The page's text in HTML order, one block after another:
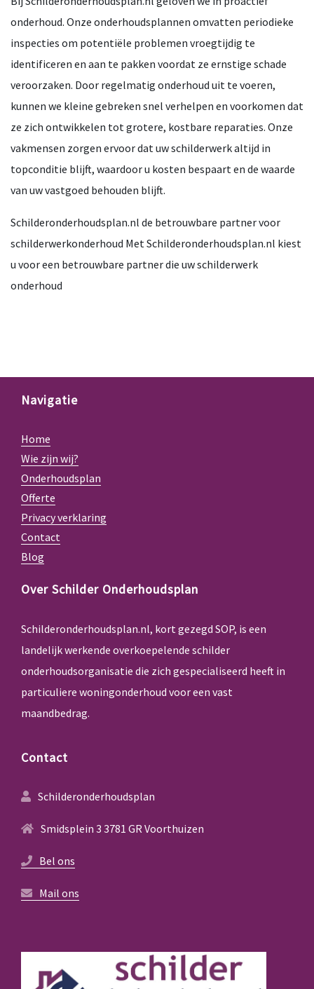
onderhoud. Onze onderhoudsplannen omvatten periodieke
inspecties om potentiële problemen vroegtijdig te
identificeren en aan te pakken voordat ze ernstige schade
veroorzaken. Door regelmatig onderhoud uit te voeren,
kunnen we kleine gebreken snel verhelpen en voorkomen dat
ze zich ontwikkelen tot grotere, kostbare reparaties. Onze
vakmensen zorgen ervoor dat uw schilderwerk altijd in
topconditie blijft, waardoor u kosten bespaart en de waarde
van uw vastgoed behouden blijft.
Schilderonderhoudsplan.nl de betrouwbare partner voor
schilderwerkonderhoud Met Schilderonderhoudsplan.nl kiest
u voor een betrouwbare partner die uw schilderwerk
onderhoud
Navigatie
Home
Wie zijn wij?
Onderhoudsplan
Offerte
Privacy verklaring
Contact
Blog
Over Schilder Onderhoudsplan
Schilderonderhoudsplan.nl, kort gezegd SOP, is een
landelijk werkende overkoepelende schilder
onderhoudsorganisatie die zich gespecialiseerd heeft in
particuliere woningonderhoud voor een vast
maandbedrag.
Contact
Schilderonderhoudsplan
Smidsplein 3 3781 GR Voorthuizen
Bel ons
Mail ons